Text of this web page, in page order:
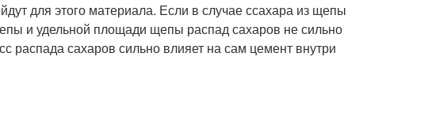
для этого материала. Если в случае ссахара из щепы
и удельной площади щепы распад сахаров не сильно
распада сахаров сильно влияет на сам цемент внутри